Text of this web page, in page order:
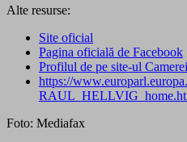
Alte resurse:
Site oficial
Pagina oficială de Facebook
Profilul de pe site-ul
https://
Foto: Mediafax